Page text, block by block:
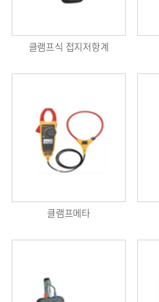
클램프식 접지저항계
클램프메타